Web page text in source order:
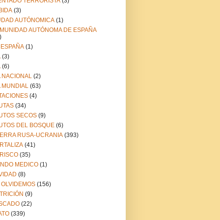
(3)
AUTÓNOMICA (1)
AUTÓNOMA DE ESPAÑA
(1)
(3)
(6)
NACIONAL (2)
MUNDIAL (63)
(4)
(34)
SECOS (9)
DEL BOSQUE (6)
RUSA-UCRANIA (393)
(41)
(35)
MEDICO (1)
(8)
(156)
(9)
(22)
(339)